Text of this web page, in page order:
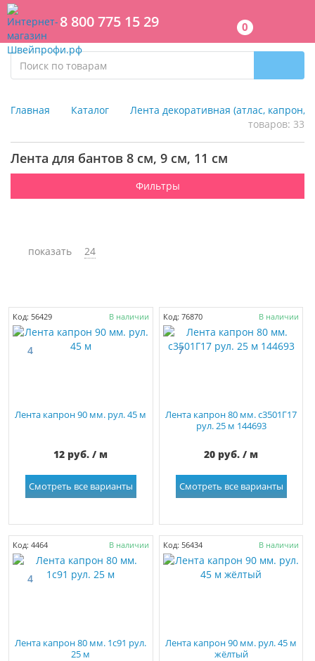
8 800 775 15 29 0
Главная Каталог
Лента декоративная (атлас, капрон,
товаров: 33
Лента для бантов 8 см, 9 см, 11 см
Фильтры
показать 24
Код: 56429 В наличии
Лента капрон 90 мм. рул. 45 м
12 руб. / м
4
Смотреть все варианты
Код: 76870 В наличии
Лента капрон 80 мм. с3501Г17
рул. 25 м 144693
20 руб. / м
7
Смотреть все варианты
Код: 4464 В наличии
Лента капрон 80 мм. 1с91 рул.
25 м
4
Код: 56434 В наличии
Лента капрон 90 мм. рул. 45 м
жёлтый